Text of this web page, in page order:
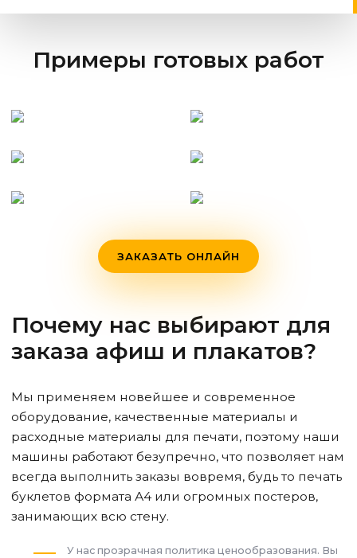
Примеры готовых работ
ЗАКАЗАТЬ ОНЛАЙН
Почему нас выбирают для
заказа афиш и плакатов?
Мы применяем новейшее и современное
оборудование, качественные материалы и
расходные материалы для печати, поэтому наши
машины работают безупречно, что позволяет нам
всегда выполнить заказы вовремя, будь то печать
буклетов формата А4 или огромных постеров,
занимающих всю стену.
У нас прозрачная политика ценообразования. Вы